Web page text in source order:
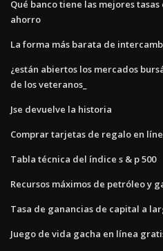
Qué banco tiene las mejores
ahorro
La forma más barata de
¿están abiertos los mercados
de los veteranos_
Jse devuelve la historia
Comprar tarjetas de regalo en
Tabla técnica del índice s & p 500
Recursos máximos de petróleo y
Tasa de ganancias de capital a
Juego de vida gacha en línea